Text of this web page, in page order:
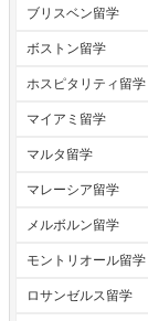
ブリスベン留学
ボストン留学
ホスピタリティ留学
マイアミ留学
マルタ留学
マレーシア留学
メルボルン留学
モントリオール留学
ロサンゼルス留学